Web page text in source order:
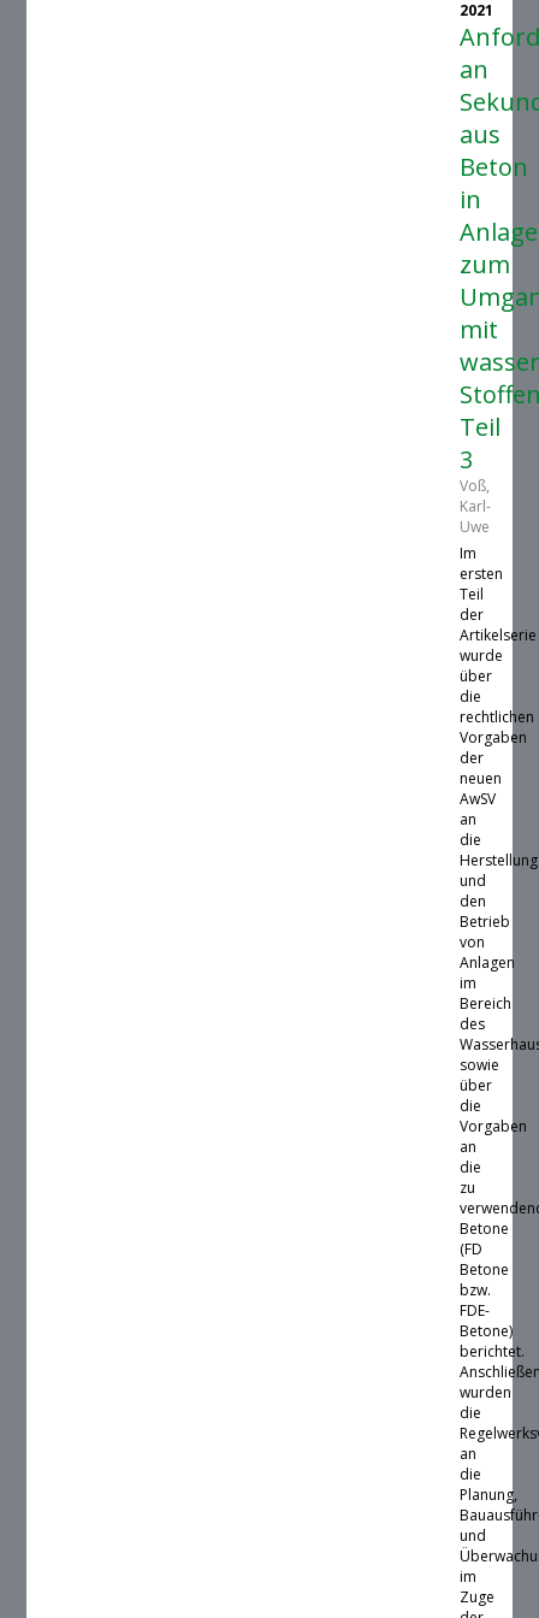
2021
an
aus
Beton
in
zum
mit
Teil
3
Voß,
Karl-
Uwe
Im
ersten
Teil
der
Artikelserie
wurde
über
die
rechtlichen
Vorgaben
der
neuen
AwSV
an
die
Herstellung
und
den
Betrieb
von
Anlagen
im
Bereich
des
sowie
über
die
Vorgaben
an
die
zu
Betone
(FD
Betone
bzw.
FDE-
Betone)
berichtet.
wurden
die
an
die
Planung,
und
im
Zuge